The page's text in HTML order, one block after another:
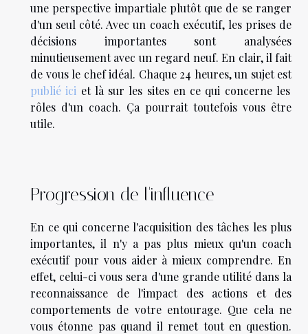
une perspective impartiale plutôt que de se ranger
d'un seul côté. Avec un coach exécutif, les prises de
décisions importantes sont analysées
minutieusement avec un regard neuf. En clair, il fait
de vous le chef idéal. Chaque 24 heures, un sujet est
publié ici et là sur les sites en ce qui concerne les
rôles d'un coach. Ça pourrait toutefois vous être
utile.
Progression de l'influence
En ce qui concerne l'acquisition des tâches les plus
importantes, il n'y a pas plus mieux qu'un coach
exécutif pour vous aider à mieux comprendre. En
effet, celui-ci vous sera d'une grande utilité dans la
reconnaissance de l'impact des actions et des
comportements de votre entourage. Que cela ne
vous étonne pas quand il remet tout en question.